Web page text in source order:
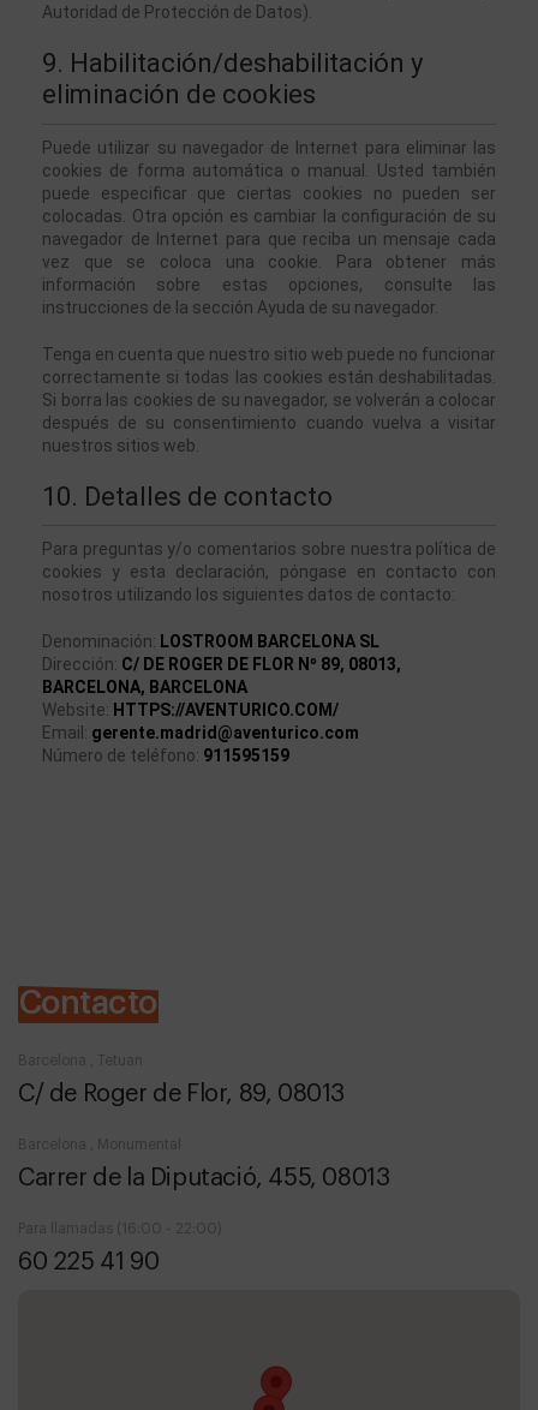
Autoridad de Protección de Datos).
9. Habilitación/deshabilitación y
eliminación de cookies
Puede utilizar su navegador de Internet para eliminar las
cookies de forma automática o manual. Usted también
puede especificar que ciertas cookies no pueden ser
colocadas. Otra opción es cambiar la configuración de su
navegador de Internet para que reciba un mensaje cada
vez que se coloca una cookie. Para obtener más
información sobre estas opciones, consulte las
instrucciones de la sección Ayuda de su navegador.
Tenga en cuenta que nuestro sitio web puede no funcionar
correctamente si todas las cookies están deshabilitadas.
Si borra las cookies de su navegador, se volverán a colocar
después de su consentimiento cuando vuelva a visitar
nuestros sitios web.
10. Detalles de contacto
Para preguntas y/o comentarios sobre nuestra política de
cookies y esta declaración, póngase en contacto con
nosotros utilizando los siguientes datos de contacto:
Denominación: LOSTROOM BARCELONA SL
Dirección: C/ DE ROGER DE FLOR Nº 89, 08013,
BARCELONA, BARCELONA
Website: HTTPS://AVENTURICO.COM/
Email: gerente.madrid@aventurico.com
Número de teléfono: 911595159
Contacto
Barcelona , Tetuan
C/ de Roger de Flor, 89, 08013
Barcelona , Monumental
Carrer de la Diputació, 455, 08013
Para llamadas (16:00 - 22:00)
60 225 41 90